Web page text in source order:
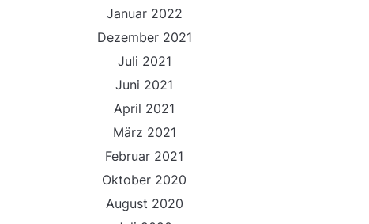
Januar 2022
Dezember 2021
Juli 2021
Juni 2021
April 2021
März 2021
Februar 2021
Oktober 2020
August 2020